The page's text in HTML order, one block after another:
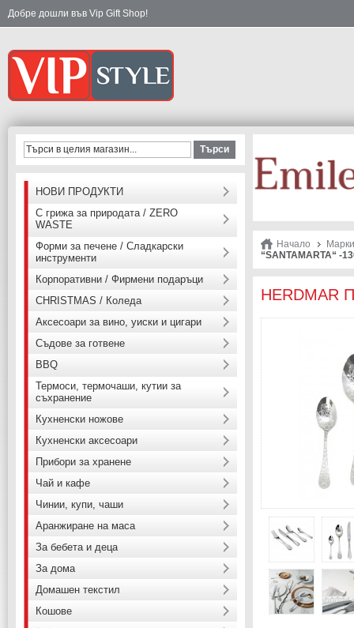
Добре дошли във Vip Gift Shop!
Начало
Марки
“SANTAMARTA“ -
HERDMAR
Търси
НОВИ ПРОДУКТИ
С грижа за природата / ZERO
WASTE
Форми за печене / Сладкарски
инструменти
Корпоративни / Фирмени подаръци
CHRISTMAS / Коледа
Аксесоари за вино, уиски и цигари
Съдове за готвене
BBQ
Термоси, термочаши, кутии за
съхранение
Кухненски ножове
Кухненски аксесоари
Прибори за хранене
Чай и кафе
Чинии, купи, чаши
Аранжиране на маса
За бебета и деца
За дома
Домашен текстил
Кошове